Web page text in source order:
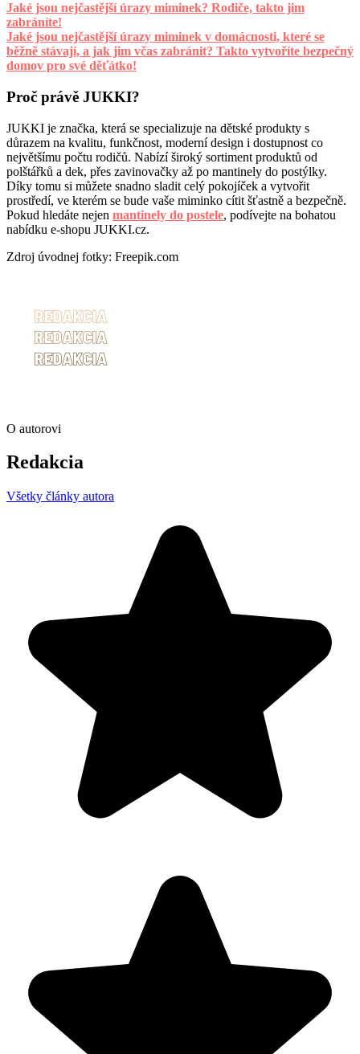
Jaké jsou nejčastější úrazy miminek? Rodiče, takto jim
zabráníte!
Jaké jsou nejčastější úrazy miminek v domácnosti, které se
běžně stávají, a jak jim včas zabránit? Takto vytvoříte bezpečný
domov pro své děťátko!
Proč právě JUKKI?
JUKKI je značka, která se specializuje na dětské produkty s
důrazem na kvalitu, funkčnost, moderní design i dostupnost co
největšímu počtu rodičů. Nabízí široký sortiment produktů od
polštářků a dek, přes zavinovačky až po mantinely do postýlky.
Díky tomu si můžete snadno sladit celý pokojíček a vytvořit
prostředí, ve kterém se bude vaše miminko cítit šťastně a bezpečně.
Pokud hledáte nejen mantinely do postele, podívejte na bohatou
nabídku e-shopu JUKKI.cz.
Zdroj úvodnej fotky: Freepik.com
O autorovi
Redakcia
Všetky články autora